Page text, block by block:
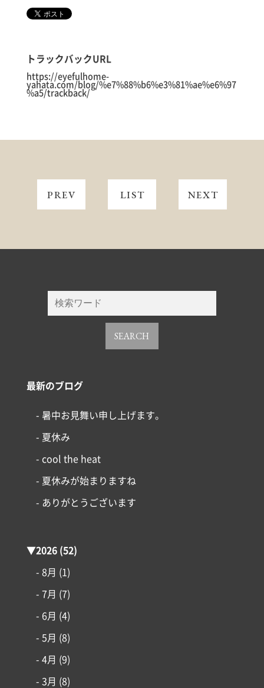
トラックバックURL
https://eyefulhome-
yahata.com/blog/%e7%88%b6%e3%81%ae%e6%97
%a5/trackback/
SEARCH
最新のブログ
- 暑中お見舞い申し上げます。
- 夏休み
- cool the heat
- 夏休みが始まりますね
- ありがとうございます
▼2026(52)
- 8月 (1)
- 7月 (7)
- 6月 (4)
- 5月 (8)
- 4月 (9)
- 3月 (8)
PREV LIST NEXT